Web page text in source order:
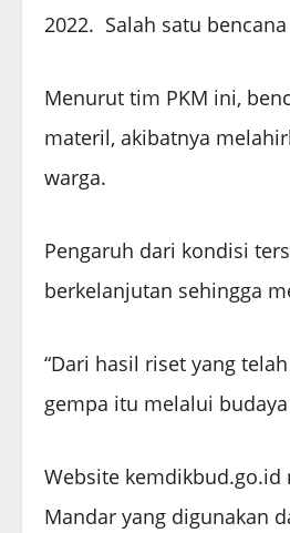
2022. Salah satu
Menurut tim PKM ini,
materil, akibatnya
warga.
Pengaruh dari kondisi
berkelanjutan sehingga
“Dari hasil riset yang
gempa itu melalui
Website kemdikbud.go.id
Mandar yang digunakan